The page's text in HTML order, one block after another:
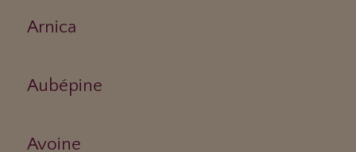
Arnica
Aubépine
Avoine